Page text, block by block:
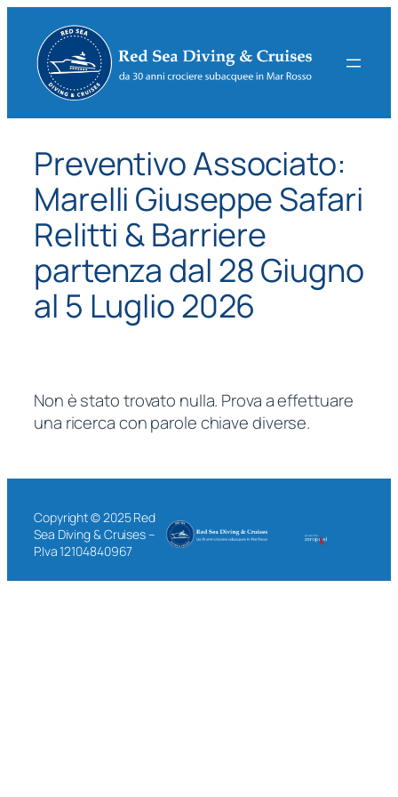
contenuto
Preventivo Associato:
Marelli Giuseppe Safari
Relitti & Barriere
partenza dal 28 Giugno
al 5 Luglio 2026
Non è stato trovato nulla. Prova a effettuare
una ricerca con parole chiave diverse.
Copyright © 2025 Red
Sea Diving & Cruises –
P.Iva 12104840967